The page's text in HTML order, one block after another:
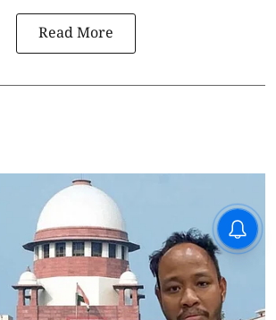
Read More
ভোট ঘোষণার প্রতিবাদ - আদালতের
দ্বারস্থ হবে সিপিআইএম